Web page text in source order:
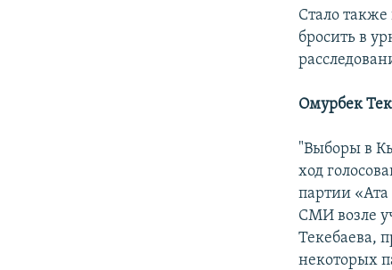
Стало также
бросить в
Омурбек
"Выборы в
ход
партии
СМИ возле
Текебаева,
некоторых